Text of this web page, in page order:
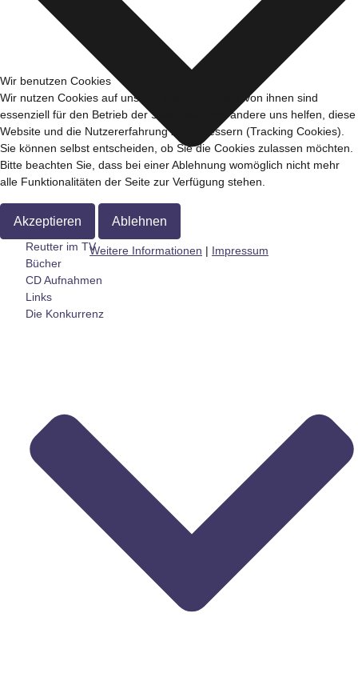
Reutter im TV
Bücher
CD Aufnahmen
Links
Die Konkurrenz
Wir benutzen Cookies
Wir nutzen Cookies auf unserer Website. Einige von ihnen sind
essenziell für den Betrieb der Seite, während andere uns helfen, diese
Website und die Nutzererfahrung zu verbessern (Tracking Cookies).
Sie können selbst entscheiden, ob Sie die Cookies zulassen möchten.
Bitte beachten Sie, dass bei einer Ablehnung womöglich nicht mehr
alle Funktionalitäten der Seite zur Verfügung stehen.
Akzeptieren Ablehnen
Weitere Informationen | Impressum